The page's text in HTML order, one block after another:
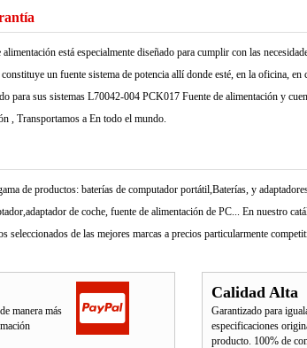
está especialmente diseñado para cumplir con las
un fuente sistema de potencia allí donde esté, en la oficina, en
para sus sistemas L70042-004 PCK017 Fuente de alimentación y
, Transportamos a En todo el mundo.
de productos: baterías de computador portátil,Baterías, y
de coche, fuente de alimentación de PC... En nuestro
seleccionados de las mejores marcas a precios particularmente
manera más
Calidad Alta
Garantizado para
especificaciones
producto. 100% de